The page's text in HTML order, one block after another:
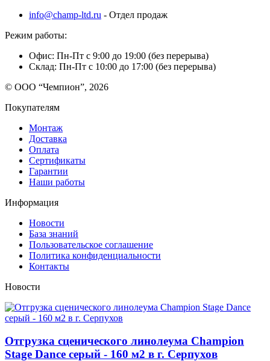
info@champ-ltd.ru - Отдел продаж
Режим работы:
Офис: Пн-Пт с 9:00 до 19:00 (без перерыва)
Склад: Пн-Пт с 10:00 до 17:00 (без перерыва)
© ООО “Чемпион”, 2026
Покупателям
Монтаж
Доставка
Оплата
Сертификаты
Гарантии
Наши работы
Информация
Новости
База знаний
Пользовательское соглашение
Политика конфиденциальности
Контакты
Новости
Отгрузка сценического линолеума Champion
Stage Dance серый - 160 м2 в г. Серпухов